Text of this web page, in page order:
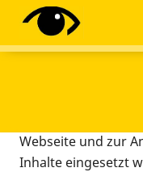
Diese Webseite
Tracking-Tools ein.
Webseite und zur
Inhalte eingesetzt